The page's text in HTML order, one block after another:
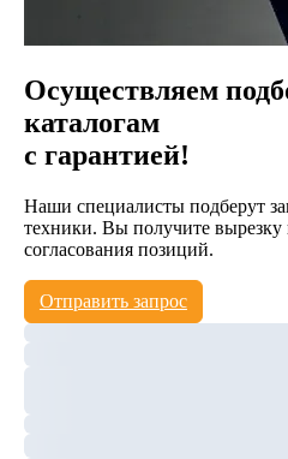
Осуществляем
каталогам
с гарантией!
Наши специалисты подберут
техники. Вы получите вырезку
согласования позиций.
Отправить запрос